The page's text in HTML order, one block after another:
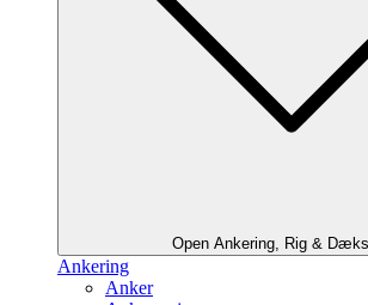
Open Ankering, Rig &
Ankering
Anker